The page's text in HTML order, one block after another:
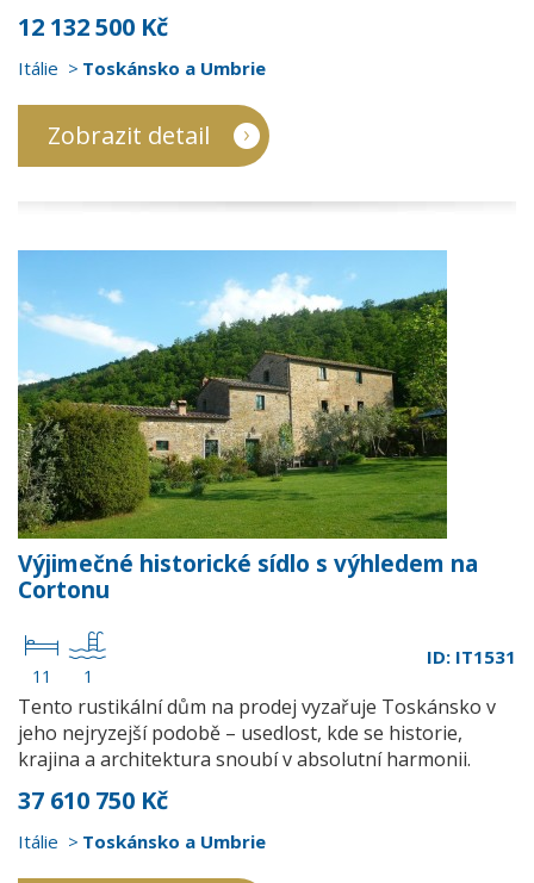
12 132 500 Kč
Itálie Toskánsko a Umbrie
Zobrazit detail
Výjimečné historické sídlo s výhledem na
Cortonu
11 1
ID: IT1531
Tento rustikální dům na prodej vyzařuje Toskánsko v
jeho nejryzejší podobě – usedlost, kde se historie,
krajina a architektura snoubí v absolutní harmonii.
37 610 750 Kč
Itálie Toskánsko a Umbrie